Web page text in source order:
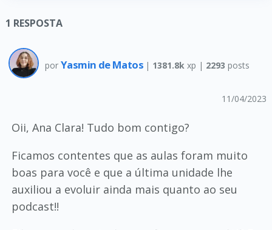
1 RESPOSTA
por Yasmin de Matos | 1381.8k xp | 2293 posts
11/04/2023
Oii, Ana Clara! Tudo bom contigo?
Ficamos contentes que as aulas foram muito
boas para você e que a última unidade lhe
auxiliou a evoluir ainda mais quanto ao seu
podcast!!